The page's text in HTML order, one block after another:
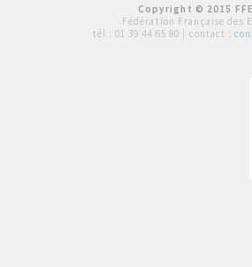
Copyright © 2015
Fédération Française des
tél : 01 39 44 65 80 | contact :